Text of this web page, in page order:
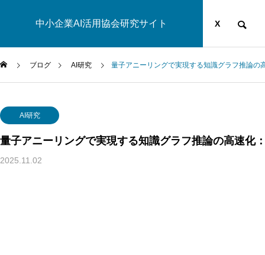
中小企業AI活用協会研究サイト
運営団体 YOUTUBE X
ブログ AI研究 量子アニーリングで実現する知識グラフ推論の
AI研究
量子アニーリングで実現する知識グラフ推論の高速化
2025.11.02